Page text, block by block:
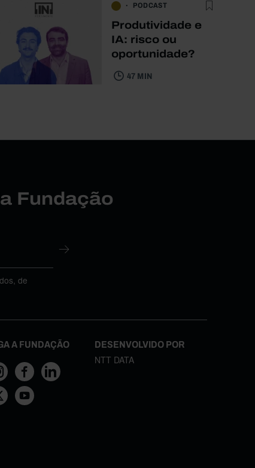
PODCAST
Produtividade e
IA: risco ou
oportunidade?
47 MIN
Fundação
de
A FUNDAÇÃO DESENVOLVIDO POR
NTT DATA